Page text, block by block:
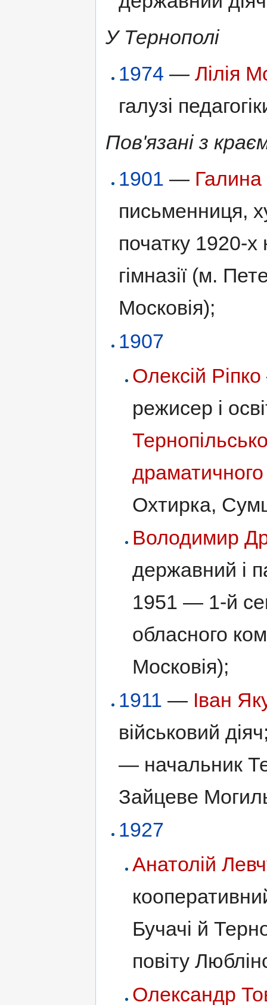
У Тернополі
1974 —Лілія
галузі
Пов'язані з
1901 —
письменниця,
початку 1920-
гімназії (м.
Московія);
1907
Олексій Ріпко
режисер і
Охтирка,
Володимир
державний і
1951 — 1-й
обласного
Московія);
1911 — Іван
військовий
— начальник
Зайцеве
1927
Анатолій
Бучачі й
повіту
Олександр